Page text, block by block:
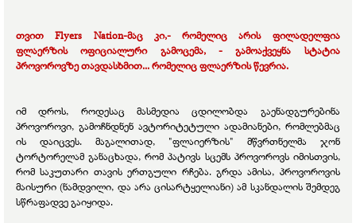
თვით Flyers Nation-მაც კი,-რომელიც არის ფილადელფია
ფლაერზის ოფიციალური გამოცემა, -გამოაქვეყნა სტატია
პროვოროვზე თავდასხმით... რომელიც ფლაერზის წევრია.
იმ დროს, როდესაც მასმედია ცდილობდა გაენადგურებინა
პროვოროვი, გამოჩნდნენ ავტორიტეტული ადამიანები, რომლებმაც
ის დაიცვეს. მაგალითად, "ფლაიერზის" მწვრთნელმა ჯონ
ტორტორელამ განაცხადა, რომ პატივს სცემს პროვოროვს იმისთვის,
რომ საკუთარი თავის ერთგული რჩება. გრდა ამისა, პროვოროვის
მაისური (ნამდვილი, და არა ცისარტყელიანი) ამ სკანდალის შემდეგ
სწრაფადვე გაიყიდა.